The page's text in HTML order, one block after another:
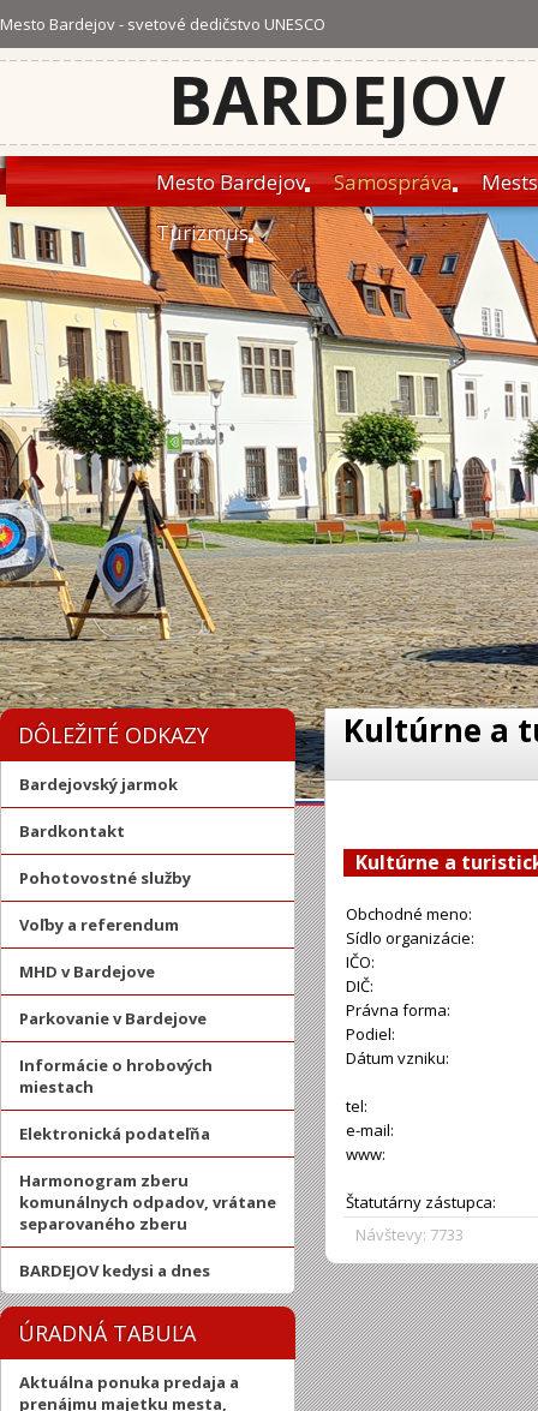
Mesto Bardejov - svetové dedičstvo UNESCO
BARDEJOV
Mesto Bardejov Samospráva
Turizmus
DÔLEŽITÉ ODKAZY
Bardejovský jarmok
Bardkontakt
Pohotovostné služby
Voľby a referendum
MHD v Bardejove
Parkovanie v Bardejove
Informácie o hrobových
miestach
Elektronická podateľňa
Harmonogram zberu
komunálnych odpadov, vrátane
separovaného zberu
BARDEJOV kedysi a dnes
ÚRADNÁ TABUĽA
Aktuálna ponuka predaja a
prenájmu majetku mesta,
Kultúrne a
Návštevy: 7733
Kultúrne a
Obchodné meno:
Sídlo organizácie:
IČO:
DIČ:
Právna forma:
Podiel:
Dátum vzniku:
tel:
e-mail:
www:
Štatutárny zástupca: